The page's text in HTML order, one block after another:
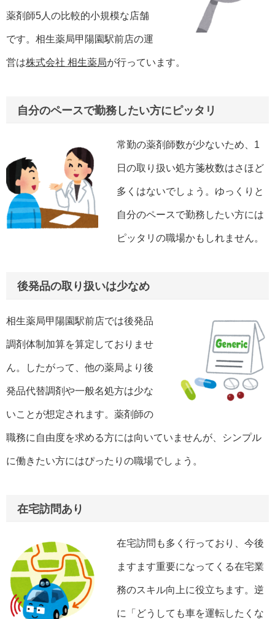
薬剤師5人の比較的小規模な店舗
です。相生薬局甲陽園駅前店の運
営は株式会社 相生薬局が行っています。
自分のペースで勤務したい方にピッタリ
常勤の薬剤師数が少ないため、1
日の取り扱い処方箋枚数はさほど
多くはないでしょう。ゆっくりと
自分のペースで勤務したい方には
ピッタリの職場かもしれません。
後発品の取り扱いは少なめ
相生薬局甲陽園駅前店では後発品
調剤体制加算を算定しておりませ
ん。したがって、他の薬局より後
発品代替調剤や一般名処方は少な
いことが想定されます。薬剤師の
職務に自由度を求める方には向いていませんが、シンプル
に働きたい方にはぴったりの職場でしょう。
在宅訪問あり
在宅訪問も多く行っており、今後
ますます重要になってくる在宅業
務のスキル向上に役立ちます。逆
に「どうしても車を運転したくな